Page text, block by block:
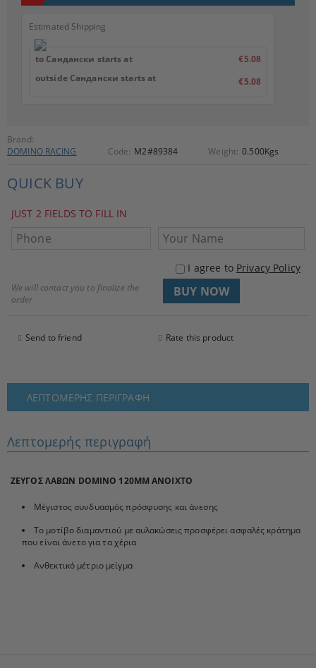
Brand:
DOMINO RACING
Code: M2#89384 Weight: 0.500Kgs
QUICK BUY
JUST 2 FIELDS TO FILL IN
I agree to Privacy Policy
We will contact you to finalize the
order
Send to friend Rate this product
Estimated Shipping
to Сандански starts at
€5.08
outside Сандански starts at
€5.08
ΛΕΠΤΟΜΕΡΉΣ ΠΕΡΙΓΡΑΦΉ
Λεπτομερής περιγραφή
ΖΕΥΓΟΣ ΛΑΒΩΝ DOMINO 120MM ΑΝΟΙΧΤΟ
Μέγιστος συνδυασμός πρόσφυσης και άνεσης
Το μοτίβο διαμαντιού με αυλακώσεις προσφέρει ασφαλές κράτημα
που είναι άνετο για τα χέρια
Ανθεκτικό μέτριο μείγμα